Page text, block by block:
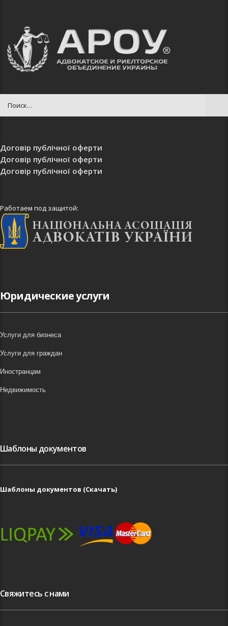
Договір публічної оферти
Договір публічної оферти
Договір публічної оферти
Работаем под защитой:
Юридические услуги
Услуги для бизнеса
Услуги для граждан
Иностранцам
Недвижимость
Шаблоны документов
Шаблоны документов (Скачать)
Свяжитесь с нами